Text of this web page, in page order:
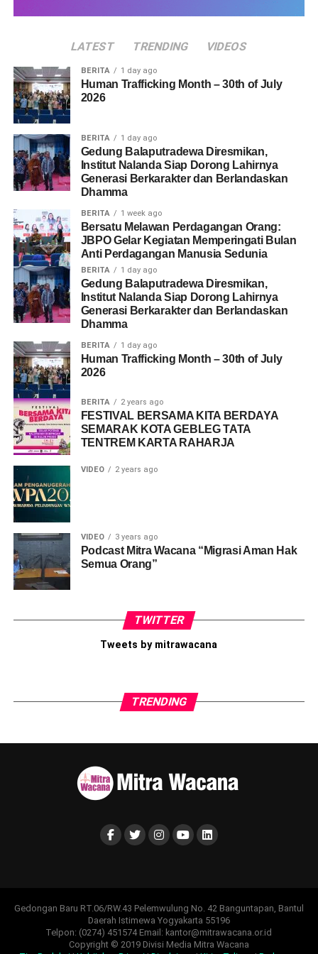
Human Trafficking: from student trafficking, arranged
and handling human trafficking’. The panel explored the
that exploitation can occur in a variety of social and cultural
contexts.
awareness and to strengthen the collaboration between
organizations committed to addressing and preventing the
human trafficking issue in Indonesia. Through knowledge
sharing, practical discussions and community engagement the
event reinforced the message that preventing exploitation
requires collective responsibility. This message is reflected in
the slogan ‘Humans are not for sale, united against
exploitation’.
Share this:
Facebook X
Like this:
Loading...
LATEST TRENDING VIDEOS
BERITA 1 day ago
Human Trafficking Month – 30th of July
2026
BERITA 1 day ago
Gedung Balaputradewa Diresmikan,
Institut Nalanda Siap Dorong Lahirnya
Generasi Berkarakter dan Berlandaskan
Dhamma
BERITA 1 week ago
Bersatu Melawan Perdagangan Orang:
JBPO Gelar Kegiatan Memperingati Bulan
Anti Perdagangan Manusia Sedunia
BERITA 1 day ago
Gedung Balaputradewa Diresmikan,
Institut Nalanda Siap Dorong Lahirnya
Generasi Berkarakter dan Berlandaskan
Dhamma
BERITA 1 day ago
Human Trafficking Month – 30th of July
2026
BERITA 2 years ago
FESTIVAL BERSAMA KITA BERDAYA
SEMARAK KOTA GEBLEG TATA
TENTREM KARTA RAHARJA
VIDEO 2 years ago
VIDEO 3 years ago
Podcast Mitra Wacana “Migrasi Aman Hak
Semua Orang”
TWITTER
Tweets by mitrawacana
TRENDING
Gedongan Baru RT.06/RW.43 Pelemwulung No. 42 Banguntapan, Bantul
Daerah Istimewa Yogyakarta 55196
Telpon: (0274) 451574 Email: kantor@mitrawacana.or.id
Copyright © 2019 Divisi Media Mitra Wacana